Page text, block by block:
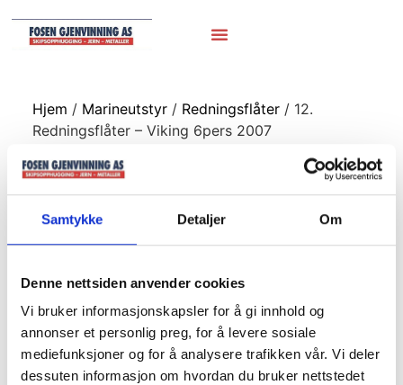
Samtykke Detaljer Om
Denne nettsiden anvender cookies
Vi bruker informasjonskapsler for å gi innhold og
annonser et personlig preg, for å levere sosiale
mediefunksjoner og for å analysere trafikken vår. Vi deler
dessuten informasjon om hvordan du bruker nettstedet
Hjem / Marineutstyr/ Redningsflåter/ 12.
Redningsflåter – Viking 6pers 2007
12. Redningsflåter
– Viking 6pers
2007